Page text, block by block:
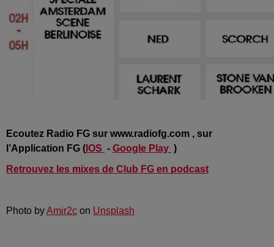
Ecoutez Radio FG sur www.radiofg.com , sur
l’Application FG ( IOS - Google Play )
Retrouvez les mixes de Club FG en podcast
Photo byAmir2c on Unsplash